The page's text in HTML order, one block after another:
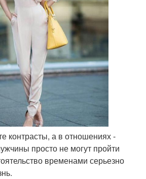
контрасты, а в отношениях -
просто не могут пройти
временами серьезно